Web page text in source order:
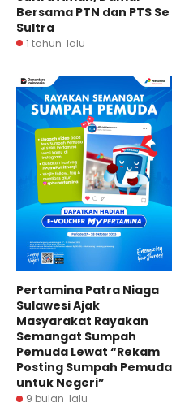
Bersama PTN dan PTS Se
Sultra
1 tahun lalu
Pertamina Patra Niaga
Sulawesi Ajak
Masyarakat Rayakan
Semangat Sumpah
Pemuda Lewat “Rekam
Posting Sumpah Pemuda
untuk Negeri”
9 bulan lalu